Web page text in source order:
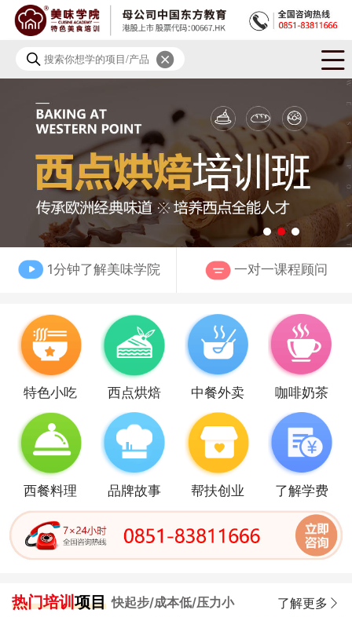
1分钟了解美味学院 一对一课程顾问
特色小吃 西点烘焙 中餐外卖 咖啡奶茶
西餐料理 品牌故事 帮扶创业 了解学费
热门培训项目 快起步/成本低/压力小 了解更多
你想学习什么项目？
特色小吃 龙虾烧烤
中餐外卖
蛋糕甜品
早点面点 其他
您学习的目的是？
创业开店 推荐就业 兴趣爱好
千元学费优惠 ，名额有限，先到先得
获取学费 咨询优惠